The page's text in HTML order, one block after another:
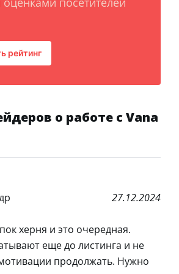
рейтинг
о работе с Vana
27.12.2024
херня и это очередная.
еще до листинга и не
продолжать. Нужно